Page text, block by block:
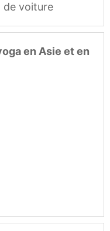
de voiture
en Asie et en